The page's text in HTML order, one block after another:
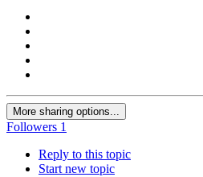
More sharing options...
Followers 1
Reply to this topic
Start new topic